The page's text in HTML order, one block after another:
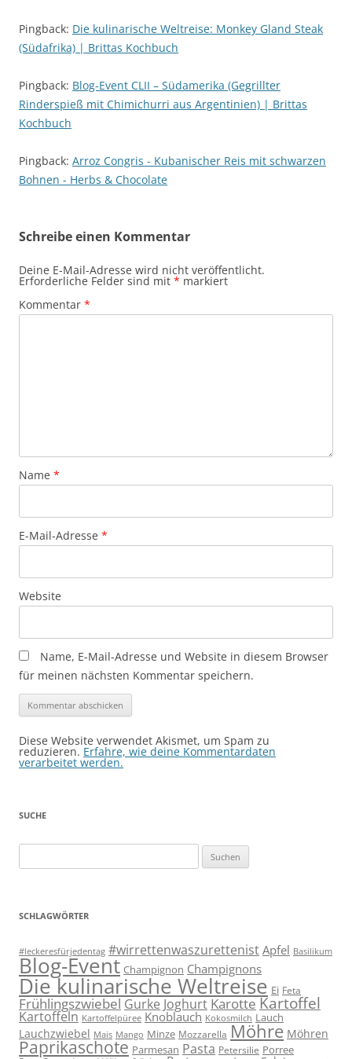
Pingback: Die kulinarische Weltreise: Monkey Gland Steak
(Südafrika) | Brittas Kochbuch
Pingback: Blog-Event CLII – Südamerika (Gegrillter
Rinderspieß mit Chimichurri aus Argentinien) | Brittas
Kochbuch
Pingback: Arroz Congris - Kubanischer Reis mit schwarzen
Bohnen - Herbs & Chocolate
Schreibe einen Kommentar
Deine E-Mail-Adresse wird nicht veröffentlicht.
Erforderliche Felder sind mit * markiert
Kommentar *
Name *
E-Mail-Adresse *
Website
Name, E-Mail-Adresse und Website in diesem Browser
für meinen nächsten Kommentar speichern.
Diese Website verwendet Akismet, um Spam zu
reduzieren. Erfahre, wie deine Kommentardaten
verarbeitet werden.
SUCHE
nach:
SCHLAGWÖRTER
#leckeresfürjedentag #wirrettenwaszurettenist Apfel Basilikum
Blog-Event Champignon Champignons
Die kulinarische Weltreise Ei Feta
Frühlingszwiebel Gurke Joghurt Karotte Kartoffel
Kartoffeln Kartoffelpüree Knoblauch Kokosmilch Lauch
Lauchzwiebel Mais Mango Minze Mozzarella Möhre Möhren
Paprikaschote Parmesan Pasta Petersilie Porree